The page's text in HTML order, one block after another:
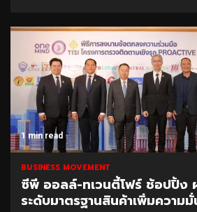
1 min read
BUSINESS MOVEMENT
ซีพี ออลล์-ทเวนตี้โฟร์ ช้อปปิ้ง
ระดับมาตรฐานสินค้าเพิ่มความ